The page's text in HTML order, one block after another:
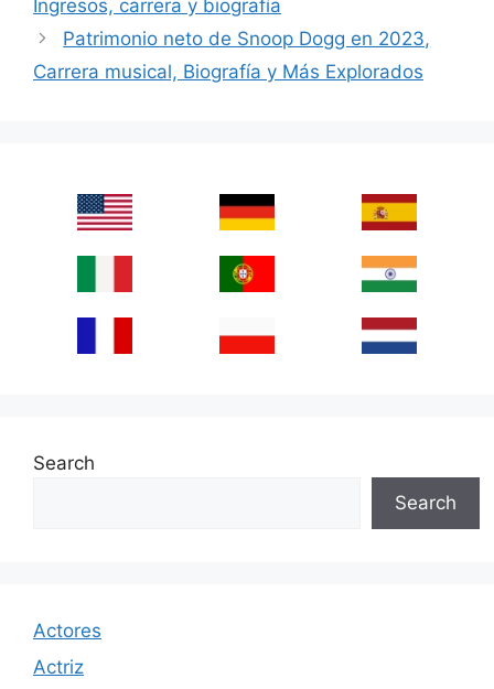
Ingresos, carrera y biografía
Patrimonio neto de Snoop Dogg en 2023,
Carrera musical, Biografía y Más Explorados
Search
Search
Actores
Actriz